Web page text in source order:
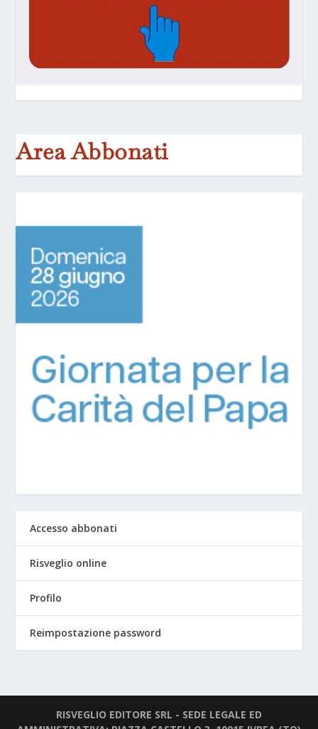
Area Abbonati
Accesso abbonati
Risveglio online
Profilo
Reimpostazione password
RISVEGLIO EDITORE SRL - SEDE LEGALE ED